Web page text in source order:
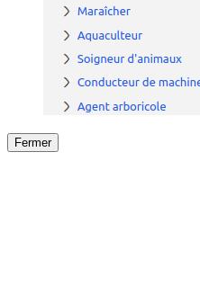
Fermer